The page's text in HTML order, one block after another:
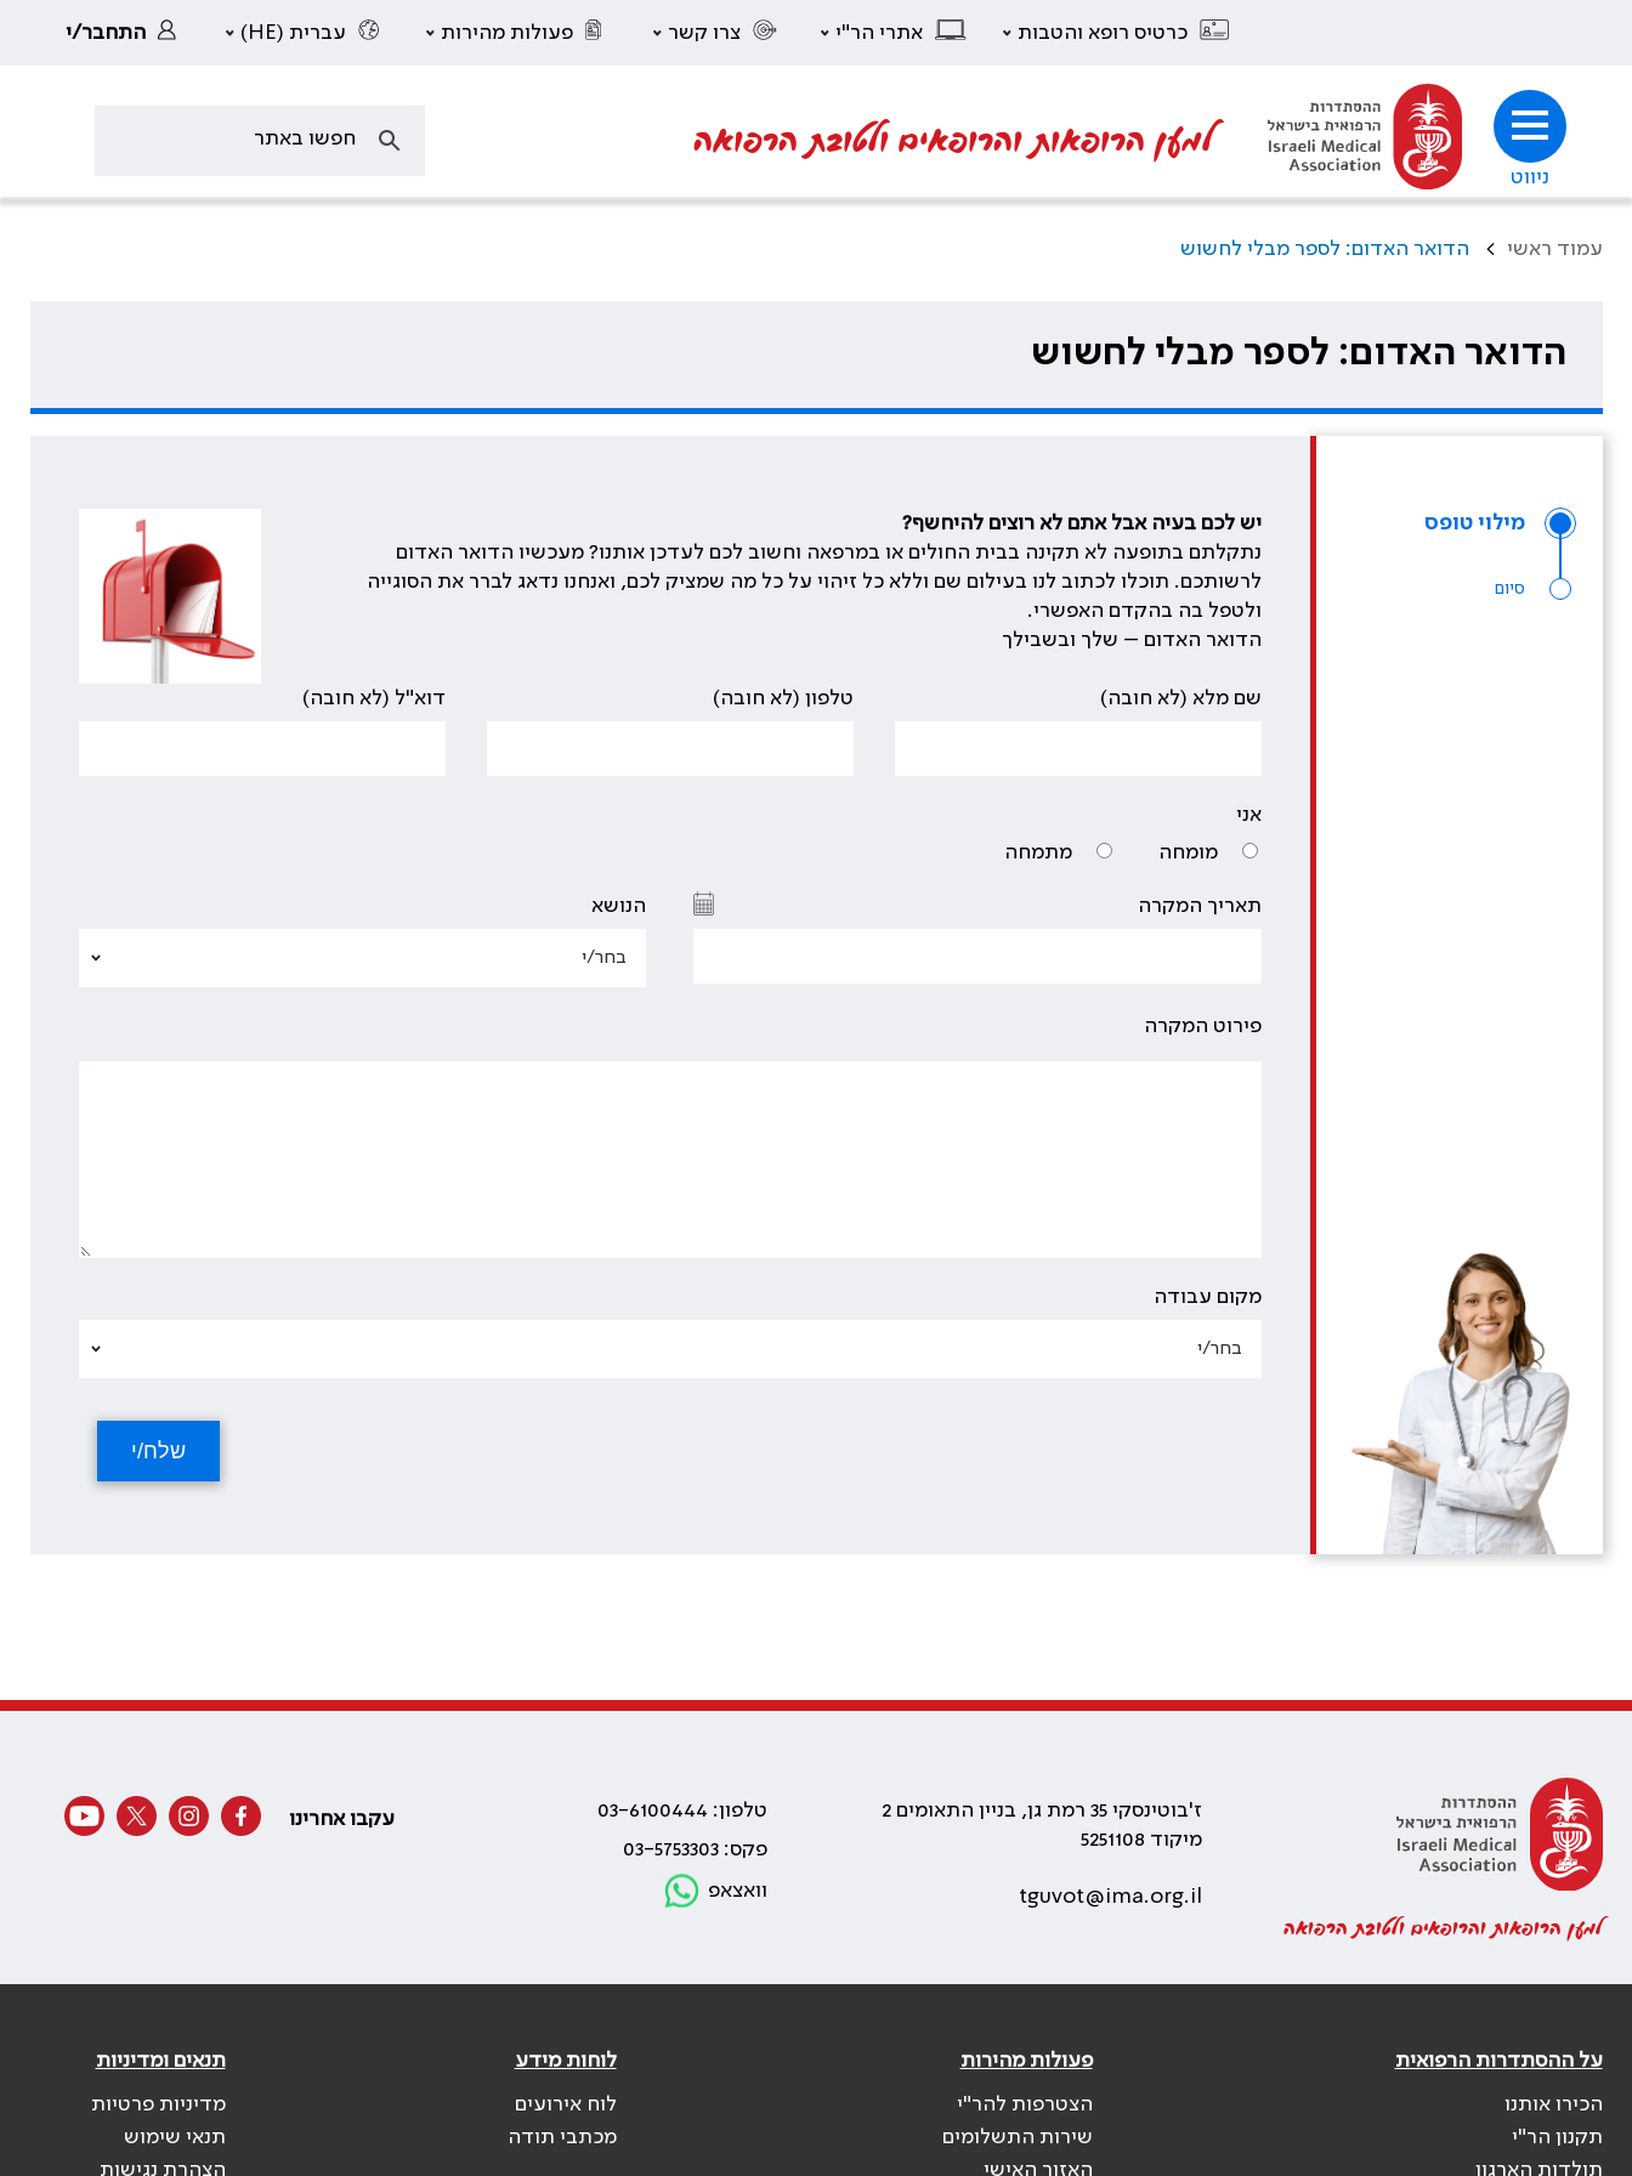
כרטיס רופא והטבות אתרי הר"י צרו קשר פעולות מהירות עברית (HE) התחבר/י
ניווט
למען הרופאות והרופאים ולטובת הרפואה
עמוד ראשי > הדואר האדום: לספר מבלי לחשוש
הדואר האדום: לספר מבלי לחשוש
מילוי טופס
סיום
יש לכם בעיה אבל אתם לא רוצים להיחשף?
נתקלתם בתופעה לא תקינה בבית החולים או במרפאה וחשוב לכם לעדכן אותנו? מעכשיו הדואר האדום
לרשותכם. תוכלו לכתוב לנו בעילום שם וללא כל זיהוי על כל מה שמציק לכם, ואנחנו נדאג לברר את הסוגייה
ולטפל בה בהקדם האפשרי.
הדואר האדום – שלך ובשבילך
שם מלא (לא חובה) טלפון (לא חובה) דוא"ל (לא חובה)
אני
מומחה
מתמחה
תאריך המקרה הנושא
פירוט המקרה
מקום עבודה
למען הרופאות והרופאים ולטובת הרפואה
ז'בוטינסקי 35 רמת גן, בניין התאומים 2
מיקוד 5251108
tguvot@ima.org.il
טלפון: 03-6100444
פקס: 03-5753303
וואצאפ
עקבו אחרינו
על ההסתדרות הרפואית
הכירו אותנו
תקנון הר"י
תולדות הארגון
פעולות מהירות
הצטרפות להר"י
שירות התשלומים
האזור האישי
לוחות מידע
לוח אירועים
מכתבי תודה
תנאים ומדיניות
מדיניות פרטיות
תנאי שימוש
הצהרת נגישות